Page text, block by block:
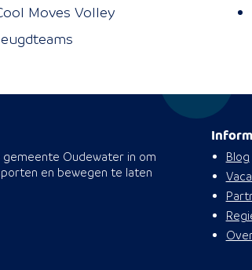
Moves Volley
Oudewater in om
en bewegen te laten
Blog